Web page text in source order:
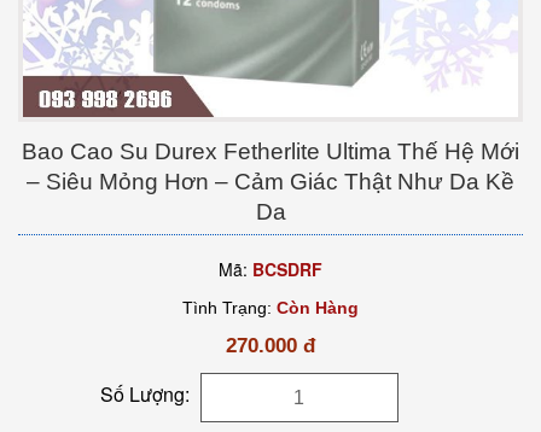
Bao Cao Su Durex Fetherlite Ultima Thế Hệ Mới
– Siêu Mỏng Hơn – Cảm Giác Thật Như Da Kề
Da
Mã: BCSDRF
Tình Trạng: Còn Hàng
270.000 đ
Số Lượng: